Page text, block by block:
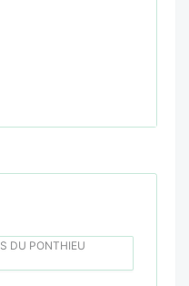
DU PONTHIEU